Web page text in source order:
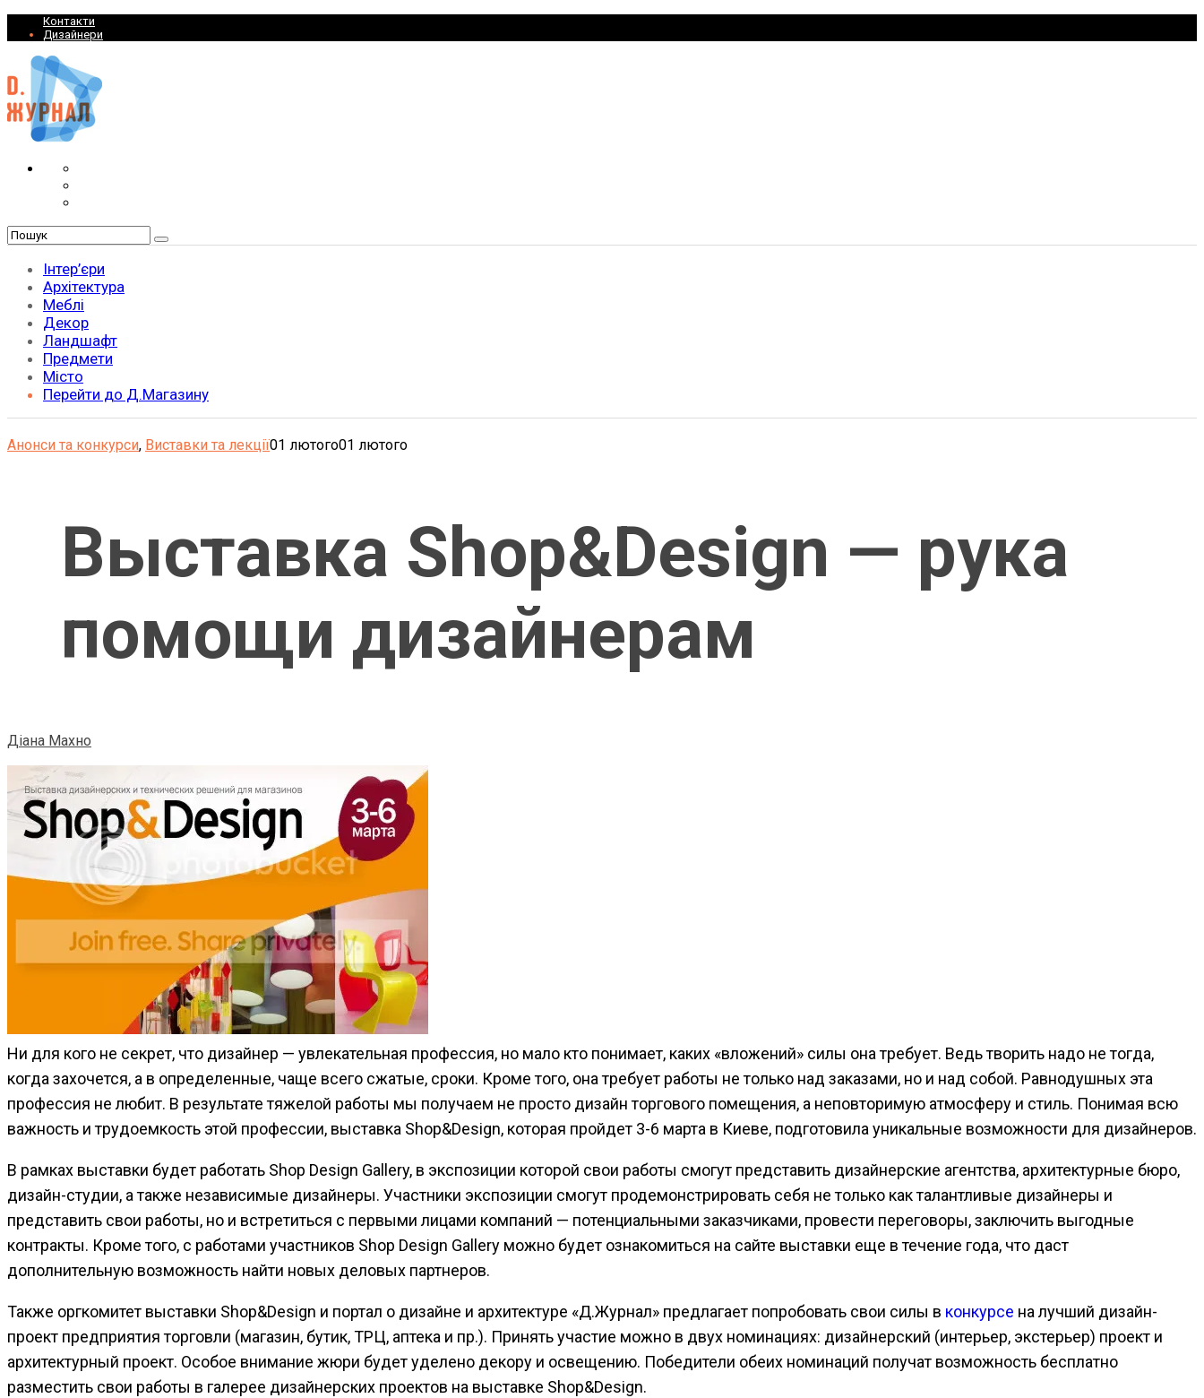
Контакти
Дизайнери
Інтер’єри
Архітектура
Меблі
Декор
Ландшафт
Предмети
Місто
Перейти до Д.Магазину
Анонси та конкурси, Виставки та лекції01 лютого01 лютого
Выставка Shop&Design — рука
помощи дизайнерам
Діана Махно
Ни для кого не секрет, что дизайнер — увлекательная профессия, но мало кто понимает, каких «вложений» силы она требует. Ведь творить надо не тогда,
когда захочется, а в определенные, чаще всего сжатые, сроки. Кроме того, она требует работы не только над заказами, но и над собой. Равнодушных эта
профессия не любит. В результате тяжелой работы мы получаем не просто дизайн торгового помещения, а неповторимую атмосферу и стиль. Понимая всю
важность и трудоемкость этой профессии, выставка Shop&Design, которая пройдет 3-6 марта в Киеве, подготовила уникальные возможности для дизайнеров.
В рамках выставки будет работать Shop Design Gallery, в экспозиции которой свои работы смогут представить дизайнерские агентства, архитектурные бюро,
дизайн-студии, а также независимые дизайнеры. Участники экспозиции смогут продемонстрировать себя не только как талантливые дизайнеры и
представить свои работы, но и встретиться с первыми лицами компаний — потенциальными заказчиками, провести переговоры, заключить выгодные
контракты. Кроме того, с работами участников Shop Design Gallery можно будет ознакомиться на сайте выставки еще в течение года, что даст
дополнительную возможность найти новых деловых партнеров.
Также оргкомитет выставки Shop&Design и портал о дизайне и архитектуре «Д.Журнал» предлагает попробовать свои силы в конкурсе на лучший дизайн-
проект предприятия торговли (магазин, бутик, ТРЦ, аптека и пр.). Принять участие можно в двух номинациях: дизайнерский (интерьер, экстерьер) проект и
архитектурный проект. Особое внимание жюри будет уделено декору и освещению. Победители обеих номинаций получат возможность бесплатно
разместить свои работы в галерее дизайнерских проектов на выставке Shop&Design.